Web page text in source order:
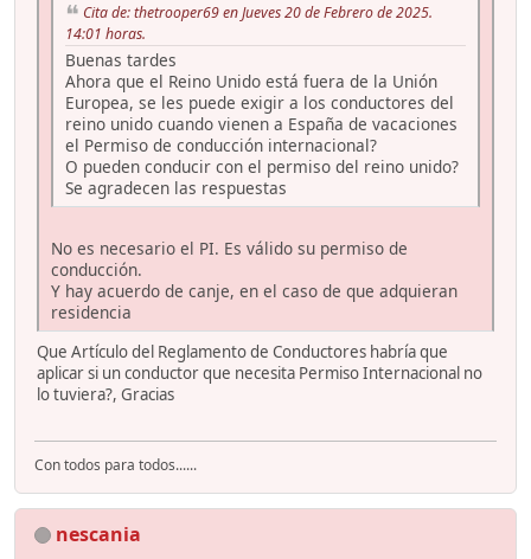
Cita de: thetrooper69 en Jueves 20 de Febrero de 2025.
14:01 horas.
Buenas tardes
Ahora que el Reino Unido está fuera de la Unión
Europea, se les puede exigir a los conductores del
reino unido cuando vienen a España de vacaciones
el Permiso de conducción internacional?
O pueden conducir con el permiso del reino unido?
Se agradecen las respuestas
No es necesario el PI. Es válido su permiso de
conducción.
Y hay acuerdo de canje, en el caso de que adquieran
residencia
Que Artículo del Reglamento de Conductores habría que
aplicar si un conductor que necesita Permiso Internacional no
lo tuviera?, Gracias
Con todos para todos......
nescania